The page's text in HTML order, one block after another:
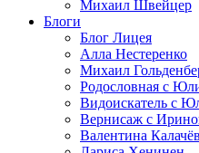
Михаил Швейцер
Блоги
Блог Лицея
Алла Нестеренко
Михаил
Родословная с
Видоискатель с
Вернисаж с
Валентина